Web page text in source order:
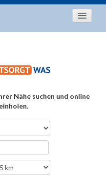
Entsorgungstipps
Über uns
Nähe suchen und online